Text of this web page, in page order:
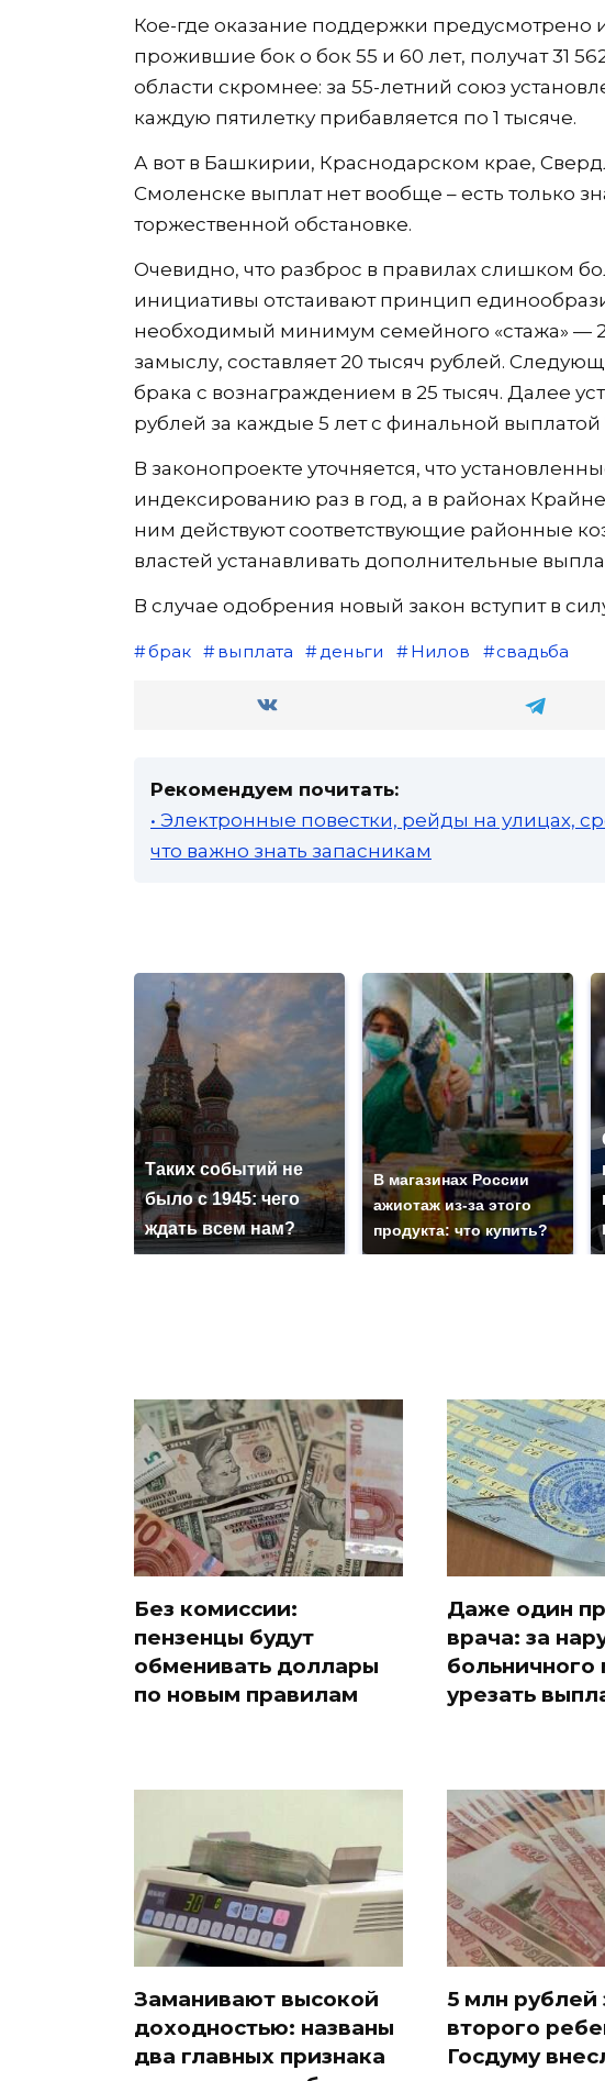
Кое-где оказание поддержки предусмотрено
прожившие бок о бок 55 и 60 лет, получат 31
области скромнее: за 55-летний союз
каждую пятилетку прибавляется по 1 тысяче.
А вот в Башкирии, Краснодарском крае,
Смоленске выплат нет вообще – есть только
торжественной обстановке.
Очевидно, что разброс в правилах слишком
инициативы отстаивают принцип
необходимый минимум семейного «стажа» —
замыслу, составляет 20 тысяч рублей.
брака с вознаграждением в 25 тысяч. Далее
рублей за каждые 5 лет с финальной
В законопроекте уточняется, что
индексированию раз в год, а в районах
ним действуют соответствующие районные
властей устанавливать дополнительные
В случае одобрения новый закон вступит в
брак выплата деньги Нилов свадьба
Рекомендуем почитать:
• Электронные повестки, рейды на улицах,
что важно знать запасникам
Таких событий не
было с 1945: чего
ждать всем нам?
В магазинах России
ажиотаж из-за этого
продукта: что купить?
Без комиссии:
пензенцы будут
обменивать доллары
по новым правилам
Даже один
врача: за
больничного
урезать
Заманивают высокой
доходностью: названы
два главных признака
5 млн рублей
второго
Госдуму